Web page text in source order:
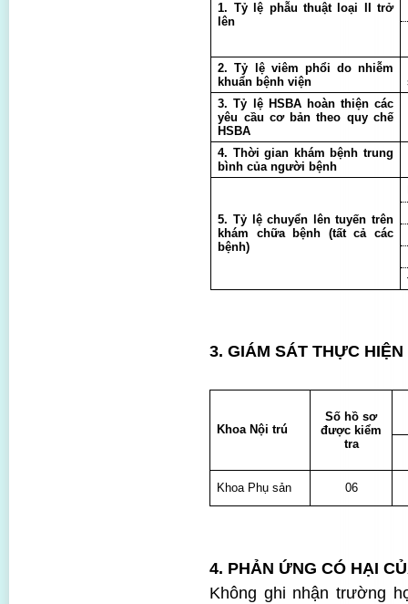
1. Tỷ lệ phẫu thuật loại II trở
lên
2. Tỷ lệ viêm phổi do nhiễm
khuẩn bệnh viện
3. Tỷ lệ HSBA hoàn thiện các
yêu cầu cơ bản theo quy chế
HSBA
4. Thời gian khám bệnh trung
bình của người bệnh
5. Tỷ lệ chuyển lên tuyến trên
khám chữa bệnh (tất cả các
bệnh)
3. GIÁM SÁT THỰC
Khoa Nội trú
Số hồ sơ
được kiểm
tra
Khoa Phụ sản 06
4. PHẢN ỨNG CÓ HẠI
Không ghi nhận trường